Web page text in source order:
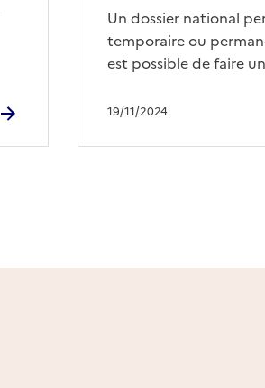
19/11/2024
Un dossier national
temporaire ou
est possible de faire